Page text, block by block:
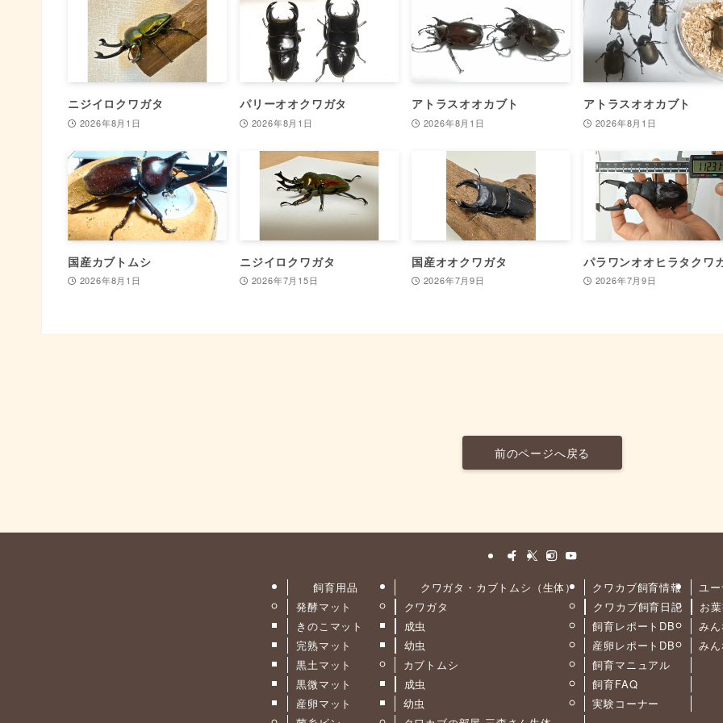
ニジイロクワガタ
2026年8月1日
パリーオオクワガタ
2026年8月1日
アトラスオオカブト
2026年8月1日
アトラスオオカブト
2026年8月1日
国産カブトムシ
2026年8月1日
ニジイロクワガタ
2026年7月15日
国産オオクワガタ
2026年7月9日
パラワンオオヒラタクワ
2026年7月9日
前のページへ戻る
飼育用品
発酵マット
きのこマット
完熟マット
黒土マット
黒微マット
産卵マット
クワガタ・カブトムシ（生体）
クワガタ
成虫
幼虫
カブトムシ
成虫
幼虫
クワカブ飼育情報
クワカブ飼育日記
飼育レポートDB
産卵レポートDB
飼育マニュアル
飼育FAQ
実験コーナー
ユ
お
み
み